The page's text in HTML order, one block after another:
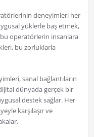
deneyimleri her
yüklerle baş etmek,
bu operatörlerin insanlara
bu zorluklarla
sanal bağlantıların
dünyada gerçek bir
destek sağlar. Her
karşılaşır ve